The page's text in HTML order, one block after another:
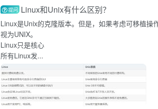
提问 Linux和Unix有什么区别？
Linux是Unix的克隆版本。但是，如果考虑可移植操
视为UNIX。
Linux只是核心
所有Linux发...